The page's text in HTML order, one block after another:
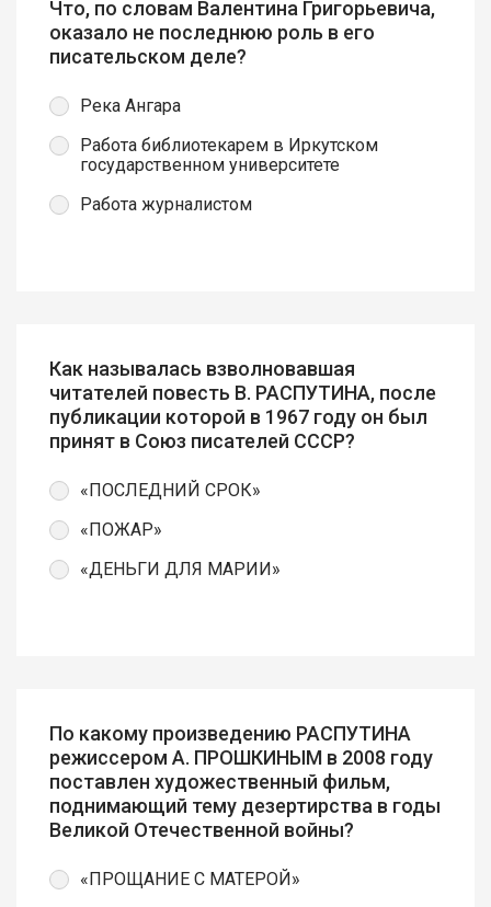
Что, по словам Валентина Григорьевича,
оказало не последнюю роль в его
писательском деле?
Река Ангара
Работа библиотекарем в Иркутском
государственном университете
Работа журналистом
Как называлась взволновавшая
читателей повесть В. РАСПУТИНА, после
публикации которой в 1967 году он был
принят в Союз писателей СССР?
«ПОСЛЕДНИЙ СРОК»
«ПОЖАР»
«ДЕНЬГИ ДЛЯ МАРИИ»
По какому произведению РАСПУТИНА
режиссером А. ПРОШКИНЫМ в 2008 году
поставлен художественный фильм,
поднимающий тему дезертирства в годы
Великой Отечественной войны?
«ПРОЩАНИЕ С МАТЕРОЙ»